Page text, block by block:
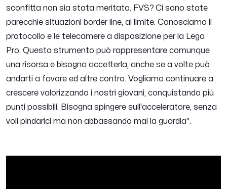
sconfitta non sia stata meritata. FVS? Ci sono state
parecchie situazioni border line, al limite. Conosciamo il
protocollo e le telecamere a disposizione per la Lega
Pro. Questo strumento può rappresentare comunque
una risorsa e bisogna accetterla, anche se a volte può
andarti a favore ed altre contro. Vogliamo continuare a
crescere valorizzando i nostri giovani, conquistando più
punti possibili. Bisogna spingere sull'acceleratore, senza
voli pindarici ma non abbassando mai la guardia".